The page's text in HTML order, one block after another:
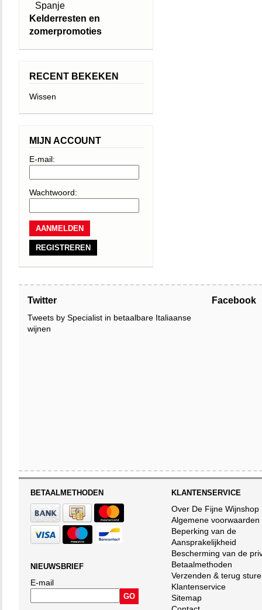
Spanje
Kelderresten en
zomerpromoties
RECENT BEKEKEN
Wissen
MIJN ACCOUNT
E-mail:
Wachtwoord:
REGISTREREN
Twitter
Tweets by Specialist in betaalbare Italiaanse
wijnen
Facebook
BETAALMETHODEN
NIEUWSBRIEF
E-mail
KLANTENSERVICE
Over De Fijne Wijnshop
Algemene voorwaarden
Beperking van de
Aansprakelijkheid
Bescherming van de
Betaalmethoden
Verzenden & terug
Klantenservice
Sitemap